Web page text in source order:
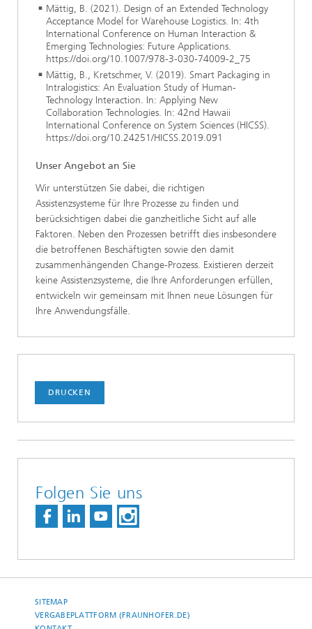
Mättig, B. (2021). Design of an Extended Technology
Acceptance Model for Warehouse Logistics. In: 4th
International Conference on Human Interaction &
Emerging Technologies: Future Applications.
https://doi.org/10.1007/978-3-030-74009-2_75
Mättig, B., Kretschmer, V. (2019). Smart Packaging in
Intralogistics: An Evaluation Study of Human-
Technology Interaction. In: Applying New
Collaboration Technologies. In: 42nd Hawaii
International Conference on System Sciences (HICSS).
https://doi.org/10.24251/HICSS.2019.091
Unser Angebot an Sie
Wir unterstützen Sie dabei, die richtigen
Assistenzsysteme für Ihre Prozesse zu finden und
berücksichtigen dabei die ganzheitliche Sicht auf alle
Faktoren. Neben den Prozessen betrifft dies insbesondere
die betroffenen Beschäftigten sowie den damit
zusammenhängenden Change-Prozess. Existieren derzeit
keine Assistenzsysteme, die Ihre Anforderungen erfüllen,
entwickeln wir gemeinsam mit Ihnen neue Lösungen für
Ihre Anwendungsfälle.
DRUCKEN
Folgen Sie uns
SITEMAP
VERGABEPLATTFORM (FRAUNHOFER.DE)